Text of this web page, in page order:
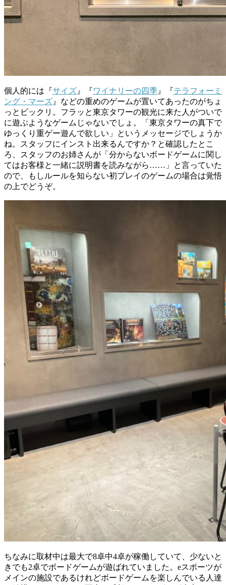
個人的には『サイズ 』『ワイナリーの四季 』『テラフォーミ
ング・マーズ 』などの重めのゲームが置いてあったのがちょ
っとビックリ。フラッと東京タワーの観光に来た人がついで
に遊ぶようなゲームじゃないでしょ。「東京タワーの真下で
ゆっくり重ゲー遊んで欲しい」というメッセージでしょうか
ね。スタッフにインスト出来るんですか？と確認したとこ
ろ、スタッフのお姉さんが「分からないボードゲームに関し
てはお客様と一緒に説明書を読みながら…… 」と言っていた
ので、もしルールを知らない初プレイのゲームの場合は覚悟
の上でどうぞ。
ちなみに取材中は最大で8卓中4卓が稼働していて、少ないと
きでも2卓でボードゲームが遊ばれていました。eスポーツが
メインの施設であるけれどボードゲームを楽しんでいる人達